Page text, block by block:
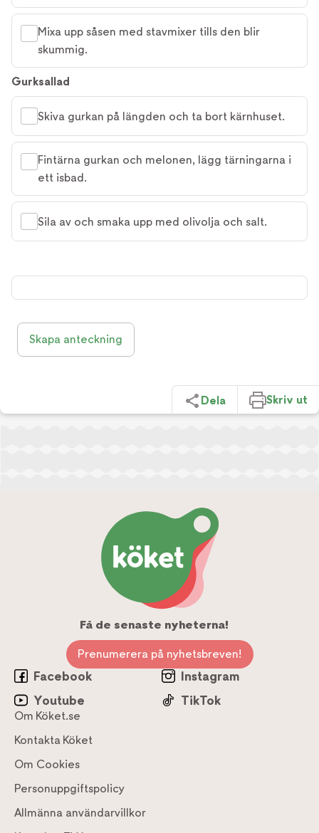
Mixa upp såsen med stavmixer tills den blir
skummig.
Gurksallad
Skiva gurkan på längden och ta bort kärnhuset.
Fintärna gurkan och melonen, lägg tärningarna i
ett isbad.
Sila av och smaka upp med olivolja och salt.
Skapa anteckning
Dela Skriv ut
Få de senaste nyheterna!
Prenumerera på nyhetsbreven!
Facebook
Instagram
Youtube
TikTok
Om Köket.se
Kontakta Köket
Om Cookies
Personuppgiftspolicy
Allmänna användarvillkor